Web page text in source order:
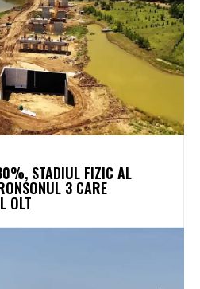
STADIUL FIZIC AL
3 CARE
OLT